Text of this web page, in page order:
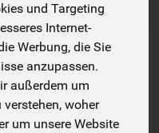
und Targeting
Internet-
Werbung, die Sie
anzupassen.
außerdem um
verstehen, woher
um unsere Website